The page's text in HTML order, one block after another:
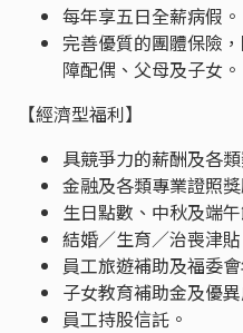
每年享五日全薪病假。
完善優質的團體保險
障配偶、父母及子女。
【經濟型福利】
具競爭力的薪酬及各類
金融及各類專業證照獎
生日點數、中秋及端午
結婚／生育／治喪津貼
員工旅遊補助及福委
子女教育補助金及優
員工持股信託。